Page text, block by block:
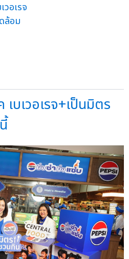
วอเรจ
ล้อม
เบเวอเรจ+เป็นมิตร